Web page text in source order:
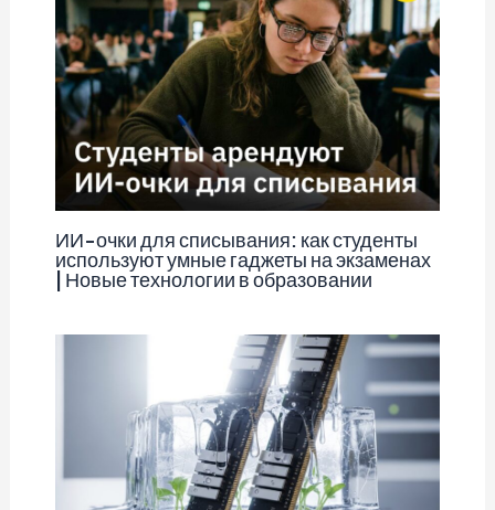
ИИ-очки для списывания: как студенты
используют умные гаджеты на экзаменах
| Новые технологии в образовании